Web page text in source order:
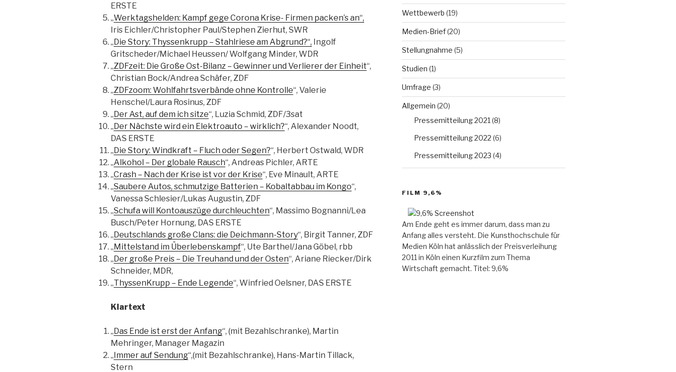
ERSTE
„Werktagshelden: Kampf gege Corona Krise- Firmen packen’s an“,
Iris Eichler/Christopher Paul/Stephen Zierhut, SWR
„Die Story: Thyssenkrupp – Stahlriese am Abgrund?“, Ingolf
Gritscheder/Michael Heussen/ Wolfgang Minder, WDR
„ZDFzeit: Die Große Ost-Bilanz – Gewinner und Verlierer der Einheit“,
Christian Bock/Andrea Schäfer, ZDF
„ZDFzoom: Wohlfahrtsverbände ohne Kontrolle“, Valerie
Henschel/Laura Rosinus, ZDF
„Der Ast, auf dem ich sitze“, Luzia Schmid, ZDF/3sat
„Der Nächste wird ein Elektroauto – wirklich?“, Alexander Noodt,
DAS ERSTE
„Die Story: Windkraft – Fluch oder Segen?“, Herbert Ostwald, WDR
„Alkohol – Der globale Rausch“, Andreas Pichler, ARTE
„Crash – Nach der Krise ist vor der Krise“, Eve Minault, ARTE
„Saubere Autos, schmutzige Batterien – Kobaltabbau im Kongo“,
Vanessa Schlesier/Lukas Augustin, ZDF
„Schufa will Kontoauszüge durchleuchten“, Massimo Bognanni/Lea
Busch/Peter Hornung, DAS ERSTE
„Deutschlands große Clans: die Deichmann-Story“, Birgit Tanner, ZDF
„Mittelstand im Überlebenskampf“, Ute Barthel/Jana Göbel, rbb
„Der große Preis – Die Treuhand und der Osten“, Ariane Riecker/Dirk
Schneider, MDR,
„ThyssenKrupp – Ende Legende“, Winfried Oelsner, DAS ERSTE
Klartext
„Das Ende ist erst der Anfang“, (mit Bezahlschranke), Martin
Mehringer, Manager Magazin
„Immer auf Sendung“,(mit Bezahlschranke), Hans-Martin Tillack,
Stern
Wettbewerb (19)
Medien-Brief(20)
Stellungnahme (5)
Studien (1)
Umfrage (3)
Allgemein (20)
Pressemitteilung 2021 (8)
Pressemitteilung 2022 (6)
Pressemitteilung 2023 (4)
FILM 9,6%
Am Ende geht es immer darum, dass man zu
Anfang alles versteht. Die Kunsthochschule für
Medien Köln hat anlässlich der Preisverleihung
2011 in Köln einen Kurzfilm zum Thema
Wirtschaft gemacht. Titel: 9,6%